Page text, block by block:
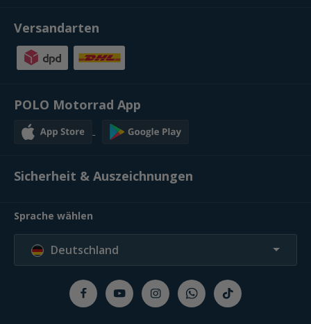
Versandarten
POLO Motorrad App
Sicherheit & Auszeichnungen
Sprache wählen
Deutschland